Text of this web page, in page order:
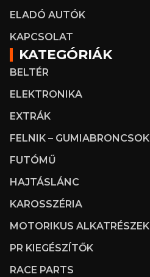
ELADÓ AUTÓK
KAPCSOLAT
KATEGÓRIÁK
BELTÉR
ELEKTRONIKA
EXTRÁK
FELNIK – GUMIABRONCSOK
FUTÓMŰ
HAJTÁSLÁNC
KAROSSZÉRIA
MOTORIKUS ALKATRÉSZEK
PR KIEGÉSZÍTŐK
RACE PARTS